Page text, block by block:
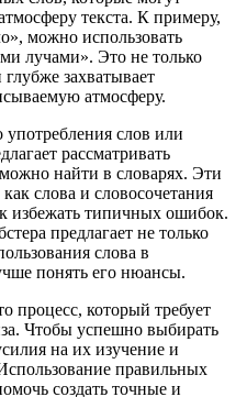
текста. К примеру,
можно использовать
лучами». Это не только
захватывает
атмосферу.
слов или
рассматривать
найти в словарях. Эти
слова и словосочетания
избежать типичных ошибок.
предлагает не только
слова в
понять его нюансы.
процесс, который требует
Чтобы успешно выбирать
на их изучение и
правильных
создать точные и